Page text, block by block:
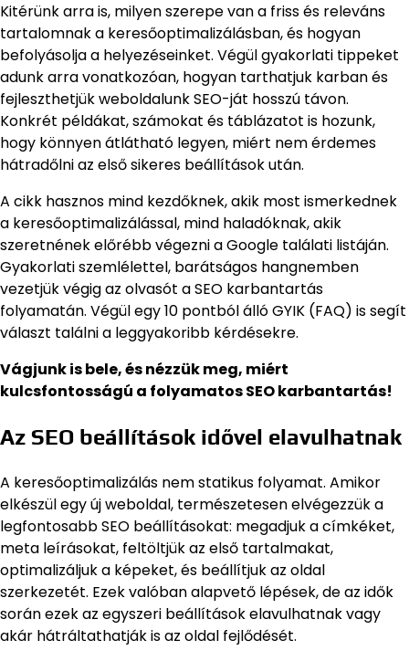
Kitérünk arra is, milyen szerepe van a friss és releváns
tartalomnak a keresőoptimalizálásban, és hogyan
befolyásolja a helyezéseinket. Végül gyakorlati tippeket
adunk arra vonatkozóan, hogyan tarthatjuk karban és
fejleszthetjük weboldalunk SEO-ját hosszú távon.
Konkrét példákat, számokat és táblázatot is hozunk,
hogy könnyen átlátható legyen, miért nem érdemes
hátradőlni az első sikeres beállítások után.
A cikk hasznos mind kezdőknek, akik most ismerkednek
a keresőoptimalizálással, mind haladóknak, akik
szeretnének előrébb végezni a Google találati listáján.
Gyakorlati szemlélettel, barátságos hangnemben
vezetjük végig az olvasót a SEO karbantartás
folyamatán. Végül egy 10 pontból álló GYIK (FAQ) is segít
választ találni a leggyakoribb kérdésekre.
Vágjunk is bele, és nézzük meg, miért
kulcsfontosságú a folyamatos SEO karbantartás!
Az SEO beállítások idővel elavulhatnak
A keresőoptimalizálás nem statikus folyamat. Amikor
elkészül egy új weboldal, természetesen elvégezzük a
legfontosabb SEO beállításokat: megadjuk a címkéket,
meta leírásokat, feltöltjük az első tartalmakat,
optimalizáljuk a képeket, és beállítjuk az oldal
szerkezetét. Ezek valóban alapvető lépések, de az idők
során ezek az egyszeri beállítások elavulhatnak vagy
akár hátráltathatják is az oldal fejlődését.